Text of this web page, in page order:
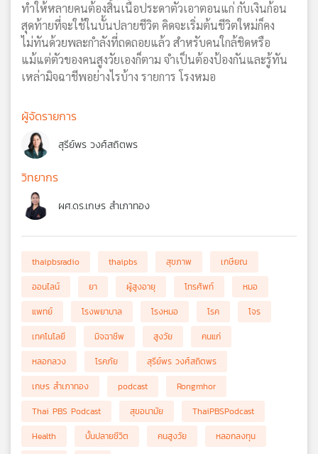
ทำให้หลายคนต้องสิ้นเนื้อประดาตัวเอาตอนแก่ กับเงินก้อน
สุดท้ายที่จะใช้ในบั้นปลายชีวิต คิดจะเริ่มต้นชีวิตใหม่ก็คง
ไม่ทันด้วยพละกำลังที่ถดถอยแล้ว สำหรับคนใกล้ชิดหรือ
แม้แต่ตัวของคนสูงวัยเองก็ตาม จำเป็นต้องป้องกันและรู้ทัน
เหล่ามิจฉาชีพอย่างไรบ้าง รายการ โรงหมอ
ผู้จัดรายการ
สุรีย์พร วงศ์สถิตพร
วิทยากร
ผศ.ดร.เกษร สำเภาทอง
thaipbsradio thaipbs สุขภาพ
เกษียณ
ออนไลน์
ยา ผู้สูงอายุ โทรศัพท์
หมอ
แพทย์
โรงพยาบาล โรงหมอ โรค
โจร
เทคโนโลยี
มิจฉาชีพ สูงวัย
คนแก่
หลอกลวง
โรคภัย
สุรีย์พร วงศ์สถิตพร
เกษร สำเภาทอง
podcast
Rongmhor
Thai PBS Podcast
สุขอนามัย
ThaiPBSPodcast
Health
บั้นปลายชีวิต คนสูงวัย
หลอกลงทุน